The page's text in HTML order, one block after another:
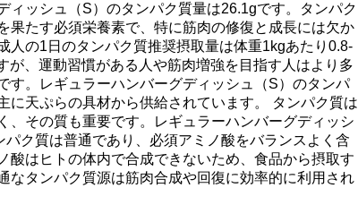
ィッシュ（S）のタンパク質量は26.1gです。タンパク
果たす必須栄養素で、特に筋肉の修復と成長には欠か
人の1日のタンパク質推奨摂取量は体重1kgあたり0.8-
が、運動習慣がある人や筋肉増強を目指す人はより多
す。レギュラーハンバーグディッシュ（S）のタンパ
に天ぷらの具材から供給されています。 タンパク質は
、その質も重要です。レギュラーハンバーグディッシ
パク質は普通であり、必須アミノ酸をバランスよく含
酸はヒトの体内で合成できないため、食品から摂取す
なタンパク質源は筋肉合成や回復に効率的に利用され